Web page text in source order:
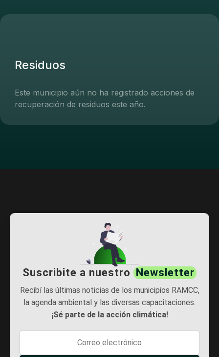
Residuos
Este municipio aún no ha registrado acciones de
recuperación de residuos este año.
Suscribite a nuestro Newsletter
Recibí las últimas noticias de los municipios RAMCC,
la agenda ambiental y las diversas capacitaciones.
¡Sé parte de la acción climática!